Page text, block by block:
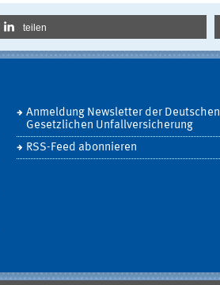
teilen
Anmeldung Newsletter der Deutschen
Gesetzlichen Unfallversicherung
RSS-Feed abonnieren